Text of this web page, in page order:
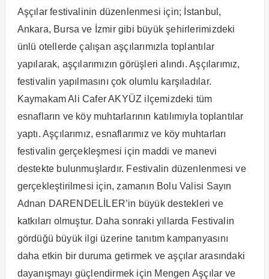
Aşçılar festivalinin düzenlenmesi için; İstanbul,
Ankara, Bursa ve İzmir gibi büyük şehirlerimizdeki
ünlü otellerde çalışan aşçılarımızla toplantılar
yapılarak, aşçılarımızın görüşleri alındı. Aşçılarımız,
festivalin yapılmasını çok olumlu karşıladılar.
Kaymakam Ali Cafer AKYÜZ ilçemizdeki tüm
esnafların ve köy muhtarlarının katılımıyla toplantılar
yaptı. Aşçılarımız, esnaflarımız ve köy muhtarları
festivalin gerçekleşmesi için maddi ve manevi
destekte bulunmuşlardır. Festivalin düzenlenmesi ve
gerçekleştirilmesi için, zamanın Bolu Valisi Sayın
Adnan DARENDELİLER’in büyük destekleri ve
katkıları olmuştur. Daha sonraki yıllarda Festivalin
gördüğü büyük ilgi üzerine tanıtım kampanyasını
daha etkin bir duruma getirmek ve aşçılar arasındaki
dayanışmayı güçlendirmek için Mengen Aşçılar ve